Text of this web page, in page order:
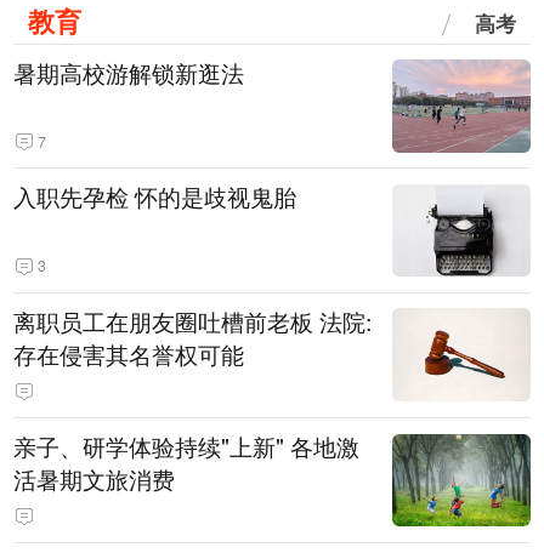
教育 高考
暑期高校游解锁新逛法
7
入职先孕检 怀的是歧视鬼胎
3
离职员工在朋友圈吐槽前老板 法院:
存在侵害其名誉权可能
亲子、研学体验持续"上新" 各地激
活暑期文旅消费